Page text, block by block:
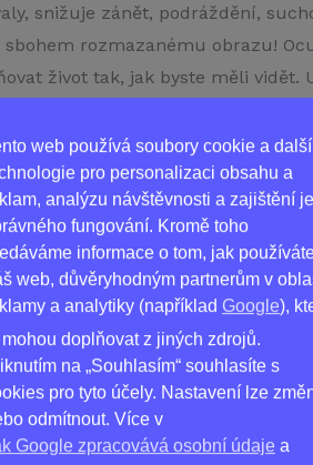
web používá soubory cookie a další
pro personalizaci obsahu a
analýzu návštěvnosti a zajištění
fungování. Kromě toho
informace o tom, jak
web, důvěryhodným partnerům v
a analytiky (například Google),
doplňovat z jiných zdrojů.
na „Souhlasím“ souhlasíte s
pro tyto účely. Nastavení lze
odmítnout. Více v
Google zpracovává osobní údaje a
snižuje zánět, podráždění,
rozmazanému obrazu!
život tak, jak byste měli vidět.
i vaření nebo stolní hry
a uvidíte, jak vše rozjasníte –
jasného vidění – zajistěte si
prodejně ve vašem okolí!
s vaším
špičkový doplněk stravy
i na celém světě. Ocuvit
očí a zlepšení zrakové ostrosti!